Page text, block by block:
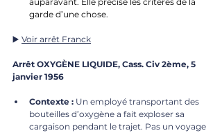
garde d’une chose.
▶️ Voir arrêt Franck
Arrêt OXYGÈNE LIQUIDE, Cass. Civ 2ème, 5
janvier 1956
Contexte : Un employé transportant des
bouteilles d’oxygène a fait exploser sa
cargaison pendant le trajet. Pas un voyage